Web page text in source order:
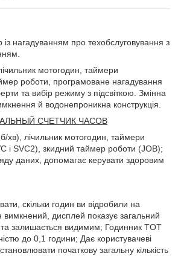
нагадуванням про техобслуговування з
мотогодин, таймери
роботи, програмоване нагадування
та вибір режиму з підсвіткою. Змінна
й водонепроникна конструкція.
СЧЕТЧИК ЧАСОВ
хв), лічильник мотогодин, таймери
і SVC2), зкидний таймер роботи (JOB);
даних, допомагає керувати здоровим
скільки годин ви відробили на
вимкнений, дисплей показує загальний
залишається видимим; Годинник TOT
до 0,1 години; Дає користувачеві
початкову загальну кількість